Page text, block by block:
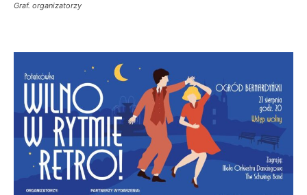
Graf. organizatorzy